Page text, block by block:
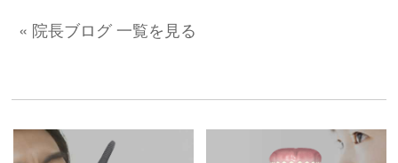
« 院長ブログ 一覧を見る